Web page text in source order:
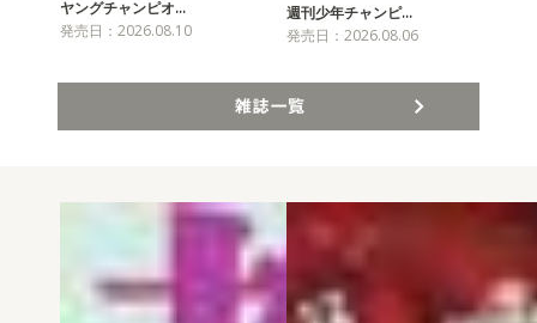
ヤングチャンピオ…
発売日：2026.08.10
週刊少年チャンピ…
発売日：2026.08.06